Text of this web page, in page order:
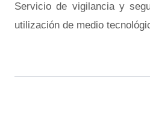
Servicio de vigilancia y
utilización de medio